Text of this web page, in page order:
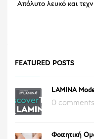
Απόλυτο λευκό και
FEATURED POSTS
LAMINA
0 comments
Φοιτητική